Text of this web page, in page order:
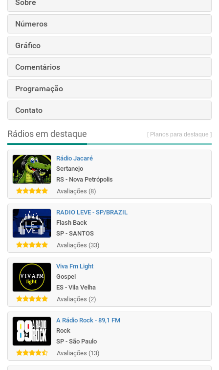
Sobre
Números
Gráfico
Comentários
Programação
Contato
Rádios em destaque [ Planos para destaque ]
Rádio Jacaré
Sertanejo
RS - Nova Petrópolis
Avaliações (8)
RADIO LEVE - SP/BRAZIL
Flash Back
SP - SANTOS
Avaliações (33)
Viva Fm Light
Gospel
ES - Vila Velha
Avaliações (2)
A Rádio Rock - 89,1 FM
Rock
SP - São Paulo
Avaliações (13)